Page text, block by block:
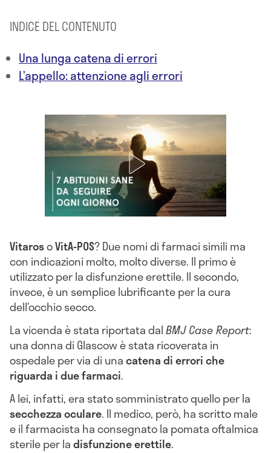
INDICE DEL CONTENUTO
Una lunga catena di errori
L’appello: attenzione agli errori
VitarosoVitA-POS? Due nomi di farmaci simili ma
con indicazioni molto, molto diverse. Il primo è
utilizzato per la disfunzione erettile. Il secondo,
invece, è un semplice lubrificante per la cura
dell’occhio secco.
La vicenda è stata riportata dalBMJ Case Report:
una donna di Glascow è stata ricoverata in
ospedale per via di unacatena di errori che
riguarda i due farmaci.
A lei, infatti, era stato somministrato quello per la
secchezza oculare. Il medico, però, ha scritto male
e il farmacista ha consegnato la pomata oftalmica
sterile per ladisfunzione erettile.